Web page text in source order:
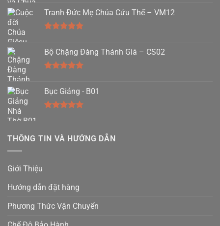
5 sao
Tranh Đức Mẹ Chúa Cứu Thế – VM12
5 sao
Bộ Chặng Đàng Thánh Giá – CS02
5 sao
Bục Giảng - B01
THÔNG TIN VÀ HƯỚNG DẪN
Giới Thiệu
Hướng dẫn đặt hàng
Phương Thức Vận Chuyển